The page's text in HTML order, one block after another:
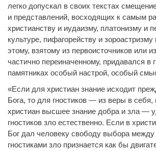
легко допускал в своих текстах
и представлений, восходящих к самым
христианству и иудаизму, платонизму и
культуре, пифагорейству и
этому, взятому из первоисточников или
частично переиначенному, придавался в
памятниках особый настрой, особый
«Если для христиан знание исходит
Бога, то для гностиков — из веры в
христиан высшее знание добра и зла —
гностиков зло естественно. Если в
Бог дал человеку свободу выбора
гностиками зло признается как бы